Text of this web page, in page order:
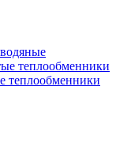
теплообменники
теплообменники